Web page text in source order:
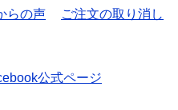
らの声 ご注文の取り消し
公式ページ